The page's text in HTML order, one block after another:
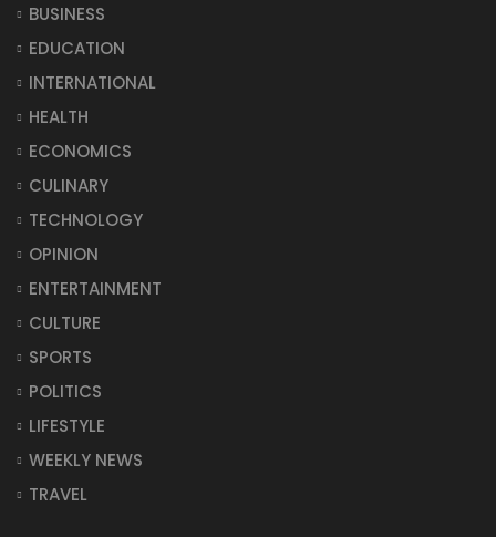
BUSINESS
EDUCATION
INTERNATIONAL
HEALTH
ECONOMICS
CULINARY
TECHNOLOGY
OPINION
ENTERTAINMENT
CULTURE
SPORTS
POLITICS
LIFESTYLE
WEEKLY NEWS
TRAVEL